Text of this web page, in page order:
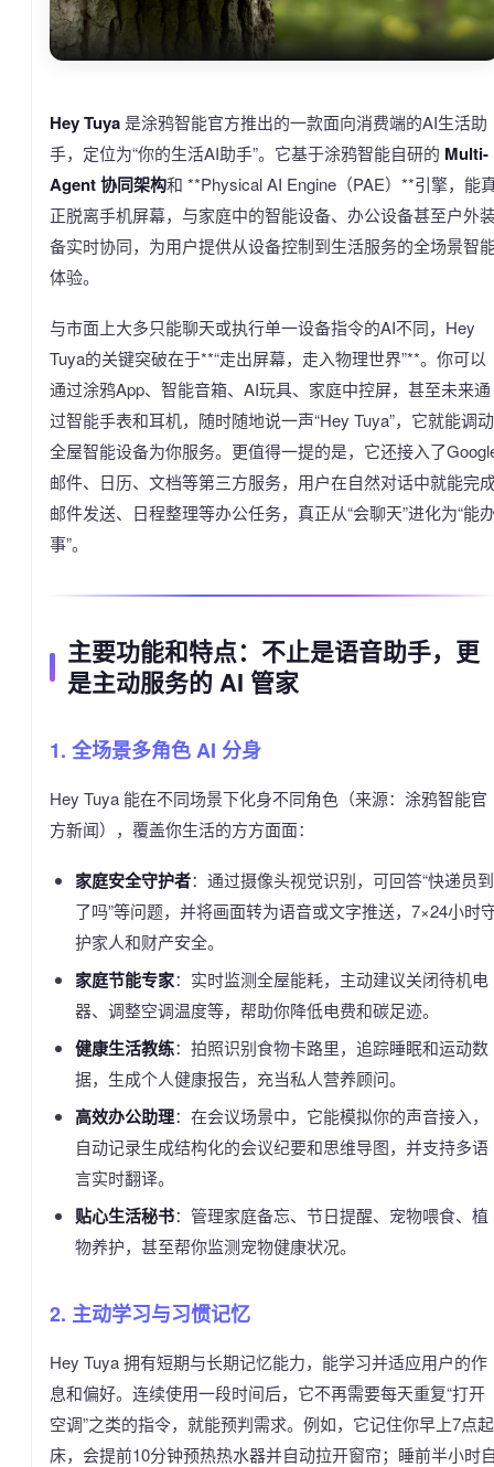
Hey Tuya是涂鸦智能官方推出的一款面向消费端的AI生活助
手，定位为“你的生活AI助手”。它基于涂鸦智能自研的 Multi-
Agent 协同架构和 **Physical AI Engine（PAE）**引擎，能
正脱离手机屏幕，与家庭中的智能设备、办公设备甚至户外
备实时协同，为用户提供从设备控制到生活服务的全场景智
体验。
与市面上大多只能聊天或执行单一设备指令的AI不同，Hey
Tuya的关键突破在于**“走出屏幕，走入物理世界”**。你可以
通过涂鸦App、智能音箱、AI玩具、家庭中控屏，甚至未来通
过智能手表和耳机，随时随地说一声“Hey Tuya”，它就能调动
全屋智能设备为你服务。更值得一提的是，它还接入了
邮件、日历、文档等第三方服务，用户在自然对话中就能完
邮件发送、日程整理等办公任务，真正从“会聊天”进化为“能
事”。
主要功能和特点：不止是语音助手，更
是主动服务的 AI 管家
1. 全场景多角色 AI 分身
Hey Tuya 能在不同场景下化身不同角色（来源：涂鸦智能官
方新闻），覆盖你生活的方方面面：
家庭安全守护者：通过摄像头视觉识别，可回答“快递员到
了吗”等问题，并将画面转为语音或文字推送，7×24小时
护家人和财产安全。
家庭节能专家：实时监测全屋能耗，主动建议关闭待机电
器、调整空调温度等，帮助你降低电费和碳足迹。
健康生活教练：拍照识别食物卡路里，追踪睡眠和运动数
据，生成个人健康报告，充当私人营养顾问。
高效办公助理：在会议场景中，它能模拟你的声音接入，
自动记录生成结构化的会议纪要和思维导图，并支持多语
言实时翻译。
贴心生活秘书：管理家庭备忘、节日提醒、宠物喂食、植
物养护，甚至帮你监测宠物健康状况。
2. 主动学习与习惯记忆
Hey Tuya 拥有短期与长期记忆能力，能学习并适应用户的作
息和偏好。连续使用一段时间后，它不再需要每天重复“打开
空调”之类的指令，就能预判需求。例如，它记住你早上7点起
床，会提前10分钟预热热水器并自动拉开窗帘；睡前半小时